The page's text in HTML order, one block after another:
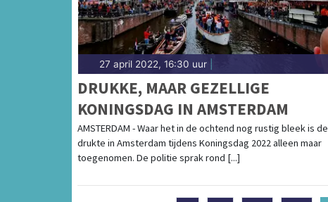
27 april 2022, 16:30 uur
DRUKKE, MAAR GEZELLIGE
KONINGSDAG IN AMSTERDAM
AMSTERDAM - Waar het in de ochtend nog rustig bleek is de
drukte in Amsterdam tijdens Koningsdag 2022 alleen maar
toegenomen. De politie sprak rond [...]